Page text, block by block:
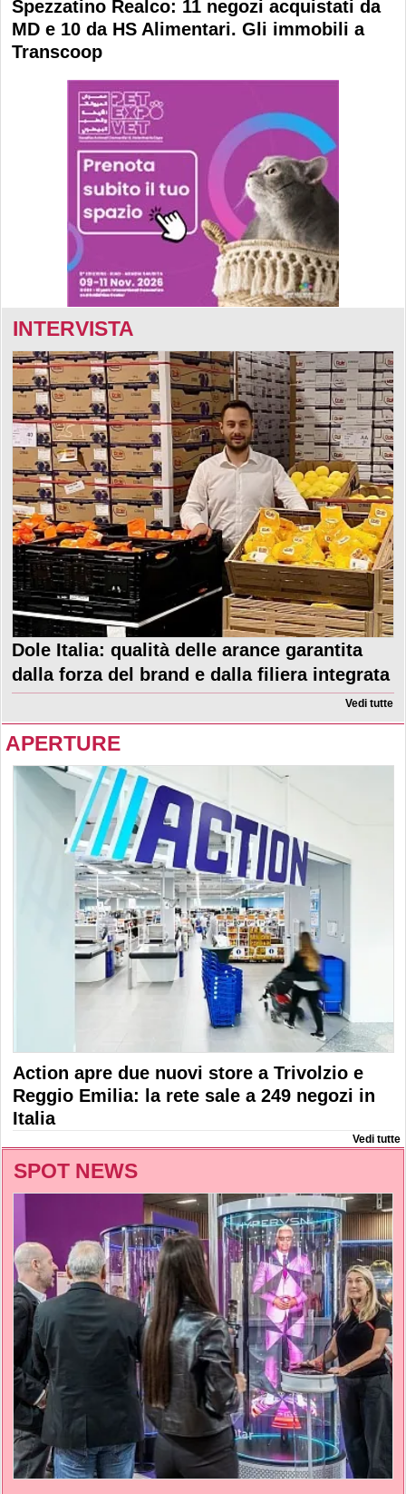
Spezzatino Realco: 11 negozi acquistati da
MD e 10 da HS Alimentari. Gli immobili a
Transcoop
INTERVISTA
Dole Italia: qualità delle arance garantita
dalla forza del brand e dalla filiera integrata
Vedi tutte
APERTURE
Action apre due nuovi store a Trivolzio e
Reggio Emilia: la rete sale a 249 negozi in
Italia
Vedi tutte
SPOT NEWS